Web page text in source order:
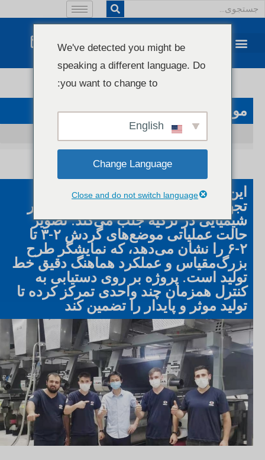
مورد مراجعه مشتری
این پروژه توجه را به تنظیمات ویژه
تجهیزات و جریان فرآیند خط تولید فیبر
شیمیایی در ترکیه جلب می‌کند. تصویر
حالت عملیاتی موضع‌های گردش ۲-۳ تا
۲-۶ را نشان می‌دهد، که نمایشگر طرح
بزرگ‌مقیاس و عملکرد هماهنگ دقیق خط
تولید است. پروژه بر روی دستیابی به
کنترل همزمان چند واحدی تمرکز کرده تا
تولید موثر و پایدار را تضمین کند
We've detected you might be
speaking a different language. Do
you want to change to:
Change Language
Close and do not switch language